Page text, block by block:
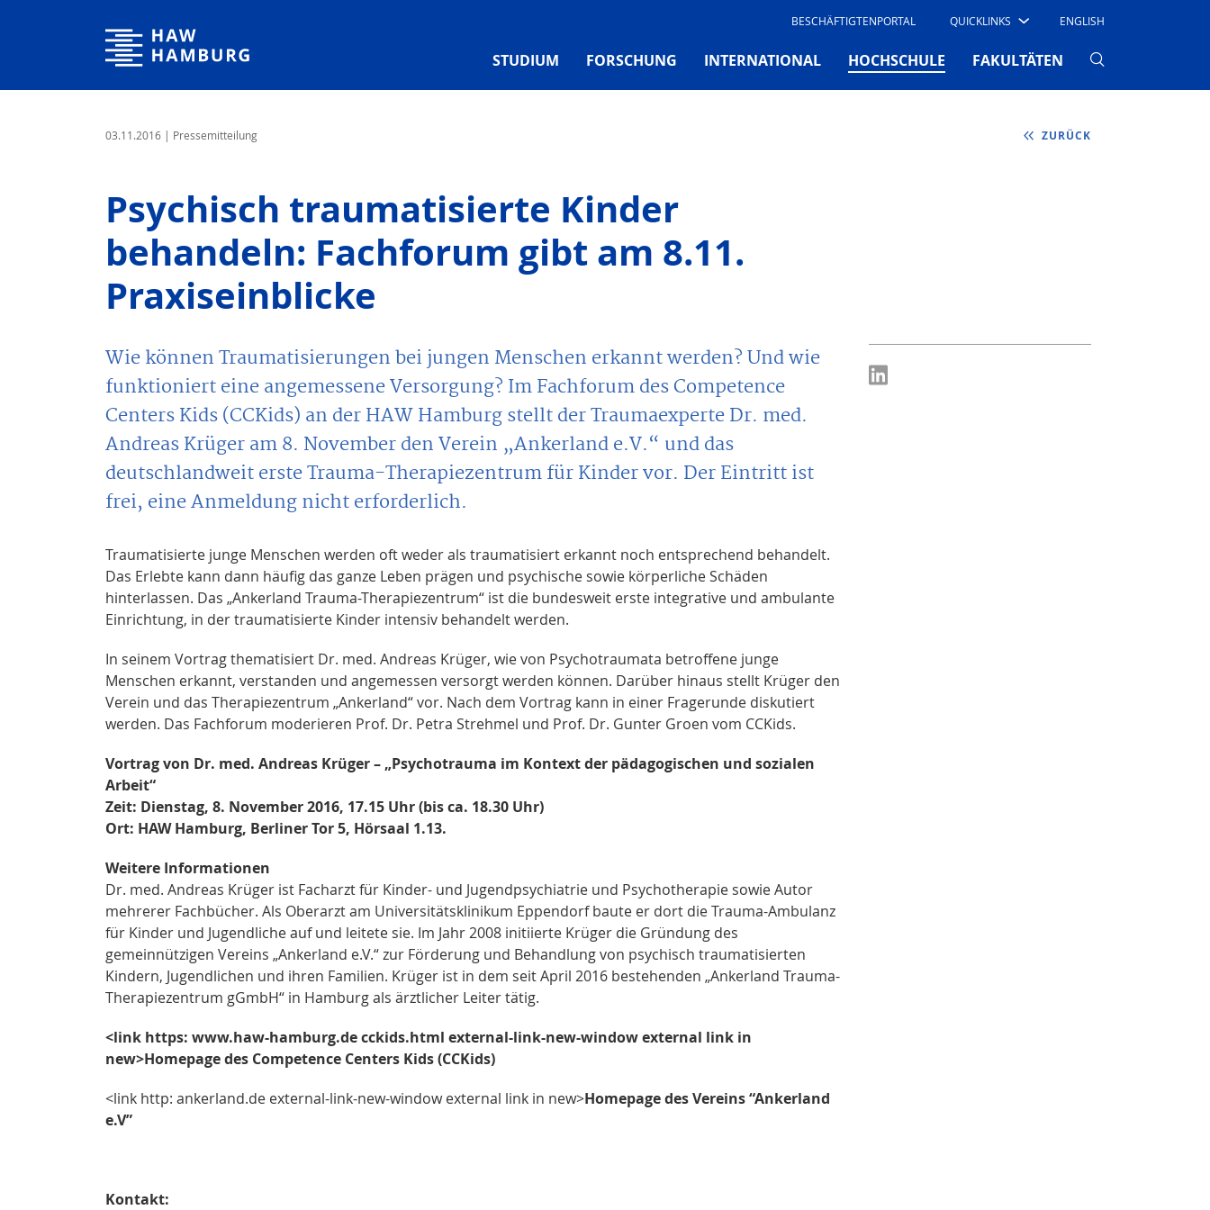
Hochschule für Angewandte Wissenschaften Hamburg BESCHÄFTIGTENPORTAL QUICKLINKS ENGLISH
STUDIUM FORSCHUNG INTERNATIONAL HOCHSCHULE (CURRENT)
FAKULTÄTEN
03.11.2016 | Pressemitteilung ZURÜCK
Psychisch traumatisierte Kinder
behandeln: Fachforum gibt am 8.11.
Praxiseinblicke
Wie können Traumatisierungen bei jungen Menschen erkannt werden? Und wie
funktioniert eine angemessene Versorgung? Im Fachforum des Competence
Centers Kids (CCKids) an der HAW Hamburg stellt der Traumaexperte Dr. med.
Andreas Krüger am 8. November den Verein „Ankerland e.V.“ und das
deutschlandweit erste Trauma-Therapiezentrum für Kinder vor. Der Eintritt ist
frei, eine Anmeldung nicht erforderlich.
Traumatisierte junge Menschen werden oft weder als traumatisiert erkannt noch entsprechend behandelt.
Das Erlebte kann dann häufig das ganze Leben prägen und psychische sowie körperliche Schäden
hinterlassen. Das „Ankerland Trauma-Therapiezentrum“ ist die bundesweit erste integrative und ambulante
Einrichtung, in der traumatisierte Kinder intensiv behandelt werden.
In seinem Vortrag thematisiert Dr. med. Andreas Krüger, wie von Psychotraumata betroffene junge
Menschen erkannt, verstanden und angemessen versorgt werden können. Darüber hinaus stellt Krüger den
Verein und das Therapiezentrum „Ankerland“ vor. Nach dem Vortrag kann in einer Fragerunde diskutiert
werden. Das Fachforum moderieren Prof. Dr. Petra Strehmel und Prof. Dr. Gunter Groen vom CCKids.
Vortrag von Dr. med. Andreas Krüger – „Psychotrauma im Kontext der pädagogischen und sozialen
Arbeit“
Zeit: Dienstag, 8. November 2016, 17.15 Uhr (bis ca. 18.30 Uhr)
Ort: HAW Hamburg, Berliner Tor 5, Hörsaal 1.13.
Weitere Informationen
Dr. med. Andreas Krüger ist Facharzt für Kinder- und Jugendpsychiatrie und Psychotherapie sowie Autor
mehrerer Fachbücher. Als Oberarzt am Universitätsklinikum Eppendorf baute er dort die Trauma-Ambulanz
für Kinder und Jugendliche auf und leitete sie. Im Jahr 2008 initiierte Krüger die Gründung des
gemeinnützigen Vereins „Ankerland e.V.“ zur Förderung und Behandlung von psychisch traumatisierten
Kindern, Jugendlichen und ihren Familien. Krüger ist in dem seit April 2016 bestehenden „Ankerland Trauma-
Therapiezentrum gGmbH“ in Hamburg als ärztlicher Leiter tätig.
<link https: www.haw-hamburg.de cckids.html external-link-new-window external link in
new>Homepage des Competence Centers Kids (CCKids)
<link http: ankerland.de external-link-new-window external link in new>Homepage des Vereins “Ankerland
e.V”
Kontakt: